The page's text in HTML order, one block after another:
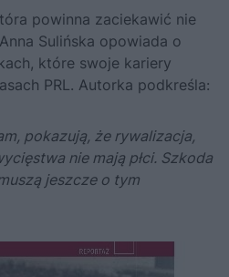
powinna zaciekawić nie
Sulińska opowiada o
które swoje kariery
PRL. Autorka podkreśla:
pokazują, że rywalizacja,
nie mają płci. Szkoda
jeszcze o tym